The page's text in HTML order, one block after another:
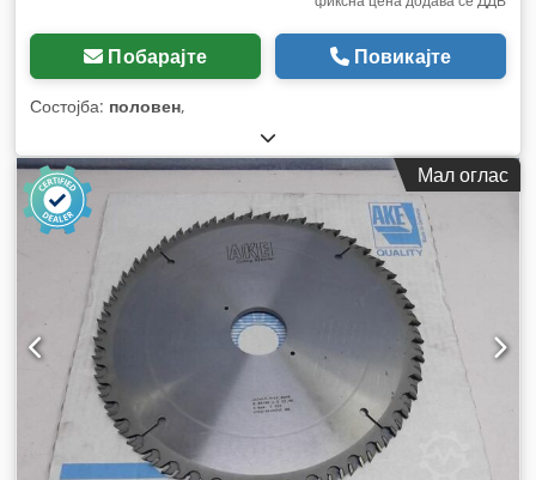
Побарајте Повикајте
Состојба: половен,
Мал оглас